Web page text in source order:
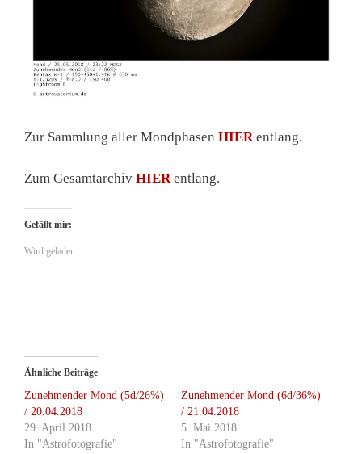
Zur Sammlung aller Mondphasen HIERentlang.
Zum Gesamtarchiv HIER entlang.
Gefällt mir:
Wird geladen …
Ähnliche Beiträge
Zunehmender Mond (5d/26%)
/ 20.04.2018
29. April 2018
In "Astrofotografie"
Zunehmender Mond (6d/36%)
/ 21.04.2018
5. Mai 2018
In "Astrofotografie"